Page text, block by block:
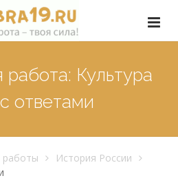
работа: Культура
ответами
работы
История России